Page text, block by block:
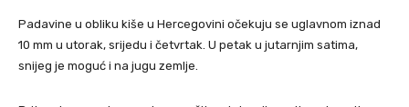
Padavine u obliku kiše u Hercegovini očekuju se uglavnom iznad
10 mm u utorak, srijedu i četvrtak. U petak u jutarnjim satima,
snijeg je moguć i na jugu zemlje.